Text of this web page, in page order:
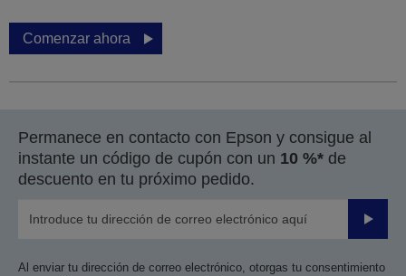
Comenzar ahora
Permanece en contacto con Epson y consigue al
instante un código de cupón con un 10 %* de
descuento en tu próximo pedido.
Enviar
Al enviar tu dirección de correo electrónico, otorgas tu consentimiento